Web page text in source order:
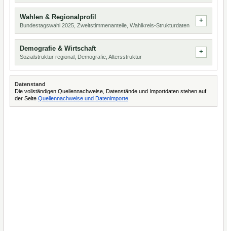
Wahlen & Regionalprofil
Bundestagswahl 2025, Zweitstimmenanteile, Wahlkreis-Strukturdaten
Demografie & Wirtschaft
Sozialstruktur regional, Demografie, Altersstruktur
Datenstand
Die vollständigen Quellennachweise, Datenstände und Importdaten stehen auf
der Seite Quellennachweise und Datenimporte